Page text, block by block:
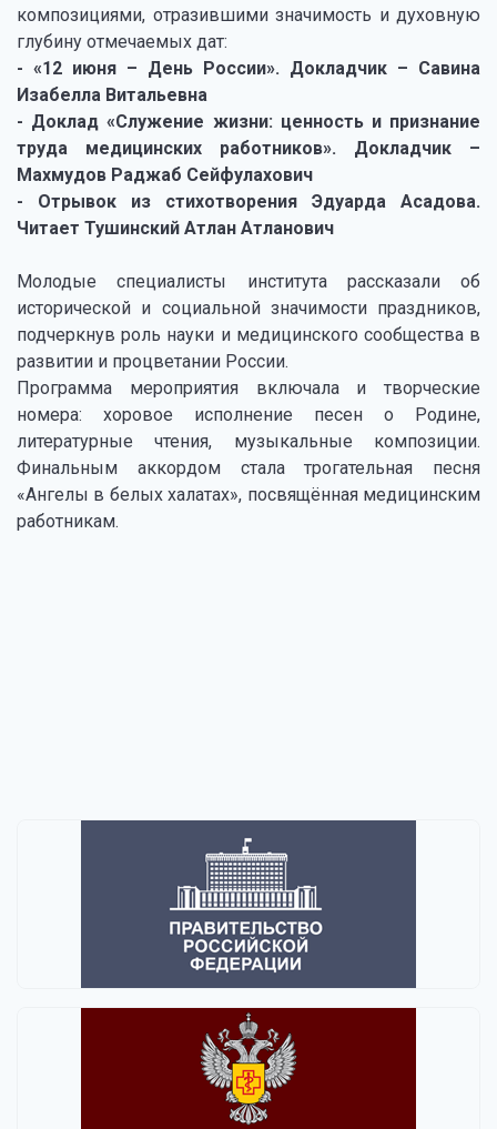
композициями, отразившими значимость и духовную
глубину отмечаемых дат:
- «12 июня – День России». Докладчик – Савина
Изабелла Витальевна
- Доклад «Служение жизни: ценность и признание
труда медицинских работников». Докладчик –
Махмудов Раджаб Сейфулахович
- Отрывок из стихотворения Эдуарда Асадова.
Читает Тушинский Атлан Атланович
Молодые специалисты института рассказали об
исторической и социальной значимости праздников,
подчеркнув роль науки и медицинского сообщества в
развитии и процветании России.
Программа мероприятия включала и творческие
номера: хоровое исполнение песен о Родине,
литературные чтения, музыкальные композиции.
Финальным аккордом стала трогательная песня
«Ангелы в белых халатах», посвящённая медицинским
работникам.